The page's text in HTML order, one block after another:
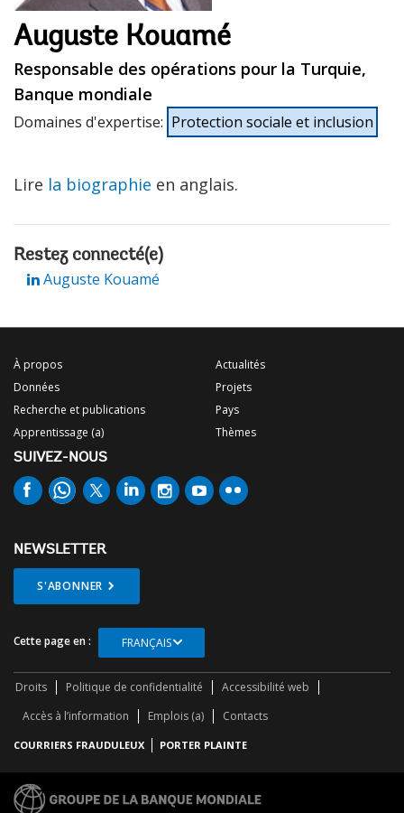
Auguste Kouamé
Responsable des opérations pour la Turquie,
Banque mondiale
Domaines d'expertise: Protection sociale et inclusion
Lire la biographie en anglais.
Restez connecté(e)
Auguste Kouamé
À propos
Données
Recherche et publications
Apprentissage (a)
Actualités
Projets
Pays
Thèmes
SUIVEZ-NOUS
NEWSLETTER
S'ABONNER
Cette page en : FRANÇAIS
Droits Politique de confidentialité
Accessibilité web
Accès à l’information
Emplois (a) Contacts
COURRIERS FRAUDULEUX PORTER PLAINTE